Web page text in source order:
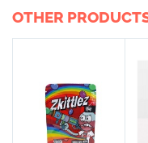
OTHER